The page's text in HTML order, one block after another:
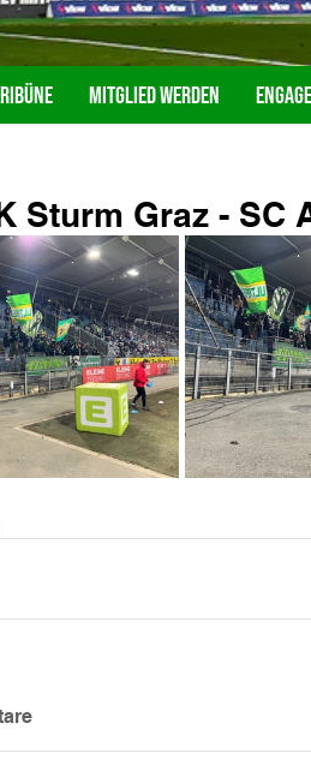
Mitglied werden
Sturm Graz - SC